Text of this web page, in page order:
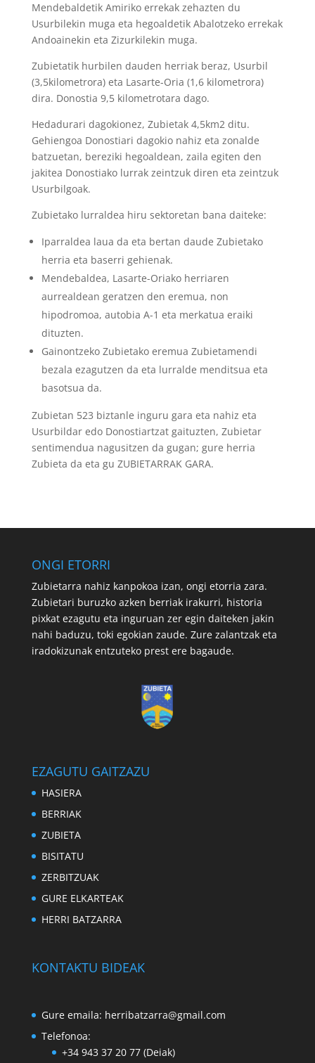
Mendebaldetik Amiriko errekak zehazten du
Usurbilekin muga eta hegoaldetik Abalotzeko errekak
Andoainekin eta Zizurkilekin muga.
Zubietatik hurbilen dauden herriak beraz, Usurbil
(3,5kilometrora) eta Lasarte-Oria (1,6 kilometrora)
dira. Donostia 9,5 kilometrotara dago.
Hedadurari dagokionez, Zubietak 4,5km2 ditu.
Gehiengoa Donostiari dagokio nahiz eta zonalde
batzuetan, bereziki hegoaldean, zaila egiten den
jakitea Donostiako lurrak zeintzuk diren eta zeintzuk
Usurbilgoak.
Zubietako lurraldea hiru sektoretan bana daiteke:
Iparraldea laua da eta bertan daude Zubietako
herria eta baserri gehienak.
Mendebaldea, Lasarte-Oriako herriaren
aurrealdean geratzen den eremua, non
hipodromoa, autobia A-1 eta merkatua eraiki
dituzten.
Gainontzeko Zubietako eremua Zubietamendi
bezala ezagutzen da eta lurralde menditsua eta
basotsua da.
Zubietan 523 biztanle inguru gara eta nahiz eta
Usurbildar edo Donostiartzat gaituzten, Zubietar
sentimendua nagusitzen da gugan; gure herria
Zubieta da eta gu ZUBIETARRAK GARA.
ONGI ETORRI
Zubietarra nahiz kanpokoa izan, ongi etorria zara.
Zubietari buruzko azken berriak irakurri, historia
pixkat ezagutu eta inguruan zer egin daiteken jakin
nahi baduzu, toki egokian zaude. Zure zalantzak eta
iradokizunak entzuteko prest ere bagaude.
EZAGUTU GAITZAZU
HASIERA
BERRIAK
ZUBIETA
BISITATU
ZERBITZUAK
GURE ELKARTEAK
HERRI BATZARRA
KONTAKTU BIDEAK
Gure emaila: herribatzarra@gmail.com
Telefonoa:
+34 943 37 20 77 (Deiak)